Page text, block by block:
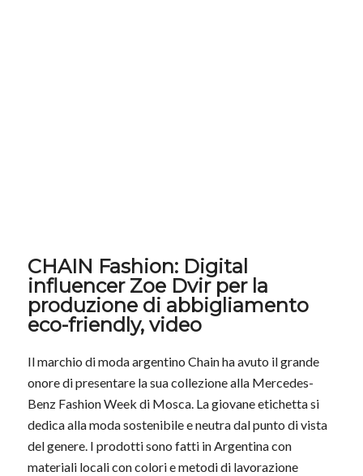
CHAIN Fashion: Digital
influencer Zoe Dvir per la
produzione di abbigliamento
eco-friendly, video
Il marchio di moda argentino Chain ha avuto il grande
onore di presentare la sua collezione alla Mercedes-
Benz Fashion Week di Mosca. La giovane etichetta si
dedica alla moda sostenibile e neutra dal punto di vista
del genere. I prodotti sono fatti in Argentina con
materiali locali con colori e metodi di lavorazione